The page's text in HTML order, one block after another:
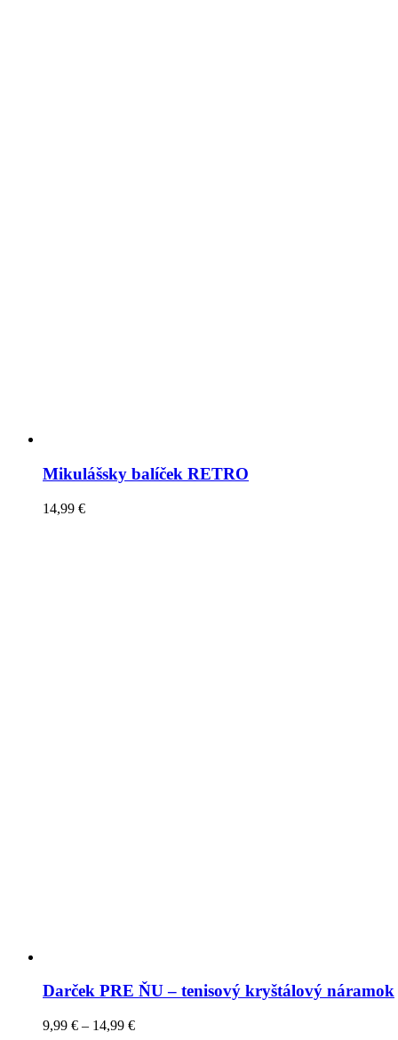
Mikulášsky balíček RETRO
14,99 €
Darček PRE ŇU – tenisový kryštálový náramok
9,99 € – 14,99 €